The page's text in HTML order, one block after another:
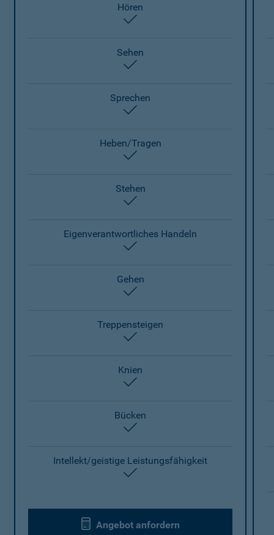
Hören
Sehen
Sprechen
Heben/Tragen
Stehen
Eigenverantwortliches Handeln
Gehen
Treppensteigen
Knien
Bücken
Intellekt/geistige Leistungsfähigkeit
Angebot anfordern